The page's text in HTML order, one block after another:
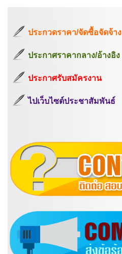
ประกวดราคา/จัดซื้อจัดจ้าง
ประกาศราคากลาง/อ้างอิง
ประกาศรับสมัครงาน
ไปเว็บไซต์ประชาสัมพันธ์